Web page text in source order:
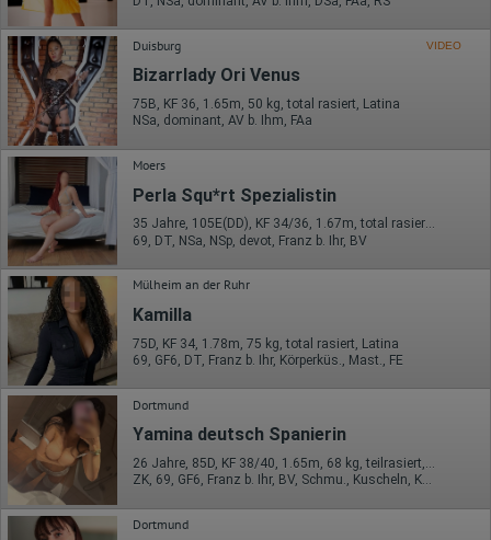
Duisburg VIDEO
Bizarrlady Ori Venus
75B, KF 36, 1.65m, 50 kg, total rasiert, Latina
NSa, dominant, AV b. Ihm, FAa
Moers
Perla Squ*rt Spezialistin
35 Jahre, 105E(DD), KF 34/36, 1.67m, total rasiert, Latina
69, DT, NSa, NSp, devot, Franz b. Ihr, BV
Mülheim an der Ruhr
Kamilla
75D, KF 34, 1.78m, 75 kg, total rasiert, Latina
69, GF6, DT, Franz b. Ihr, Körperküs., Mast., FE
Dortmund
Yamina deutsch Spanierin
26 Jahre, 85D, KF 38/40, 1.65m, 68 kg, teilrasiert, südländisch
ZK, 69, GF6, Franz b. Ihr, BV, Schmu., Kuscheln, Körperküs.
Dortmund